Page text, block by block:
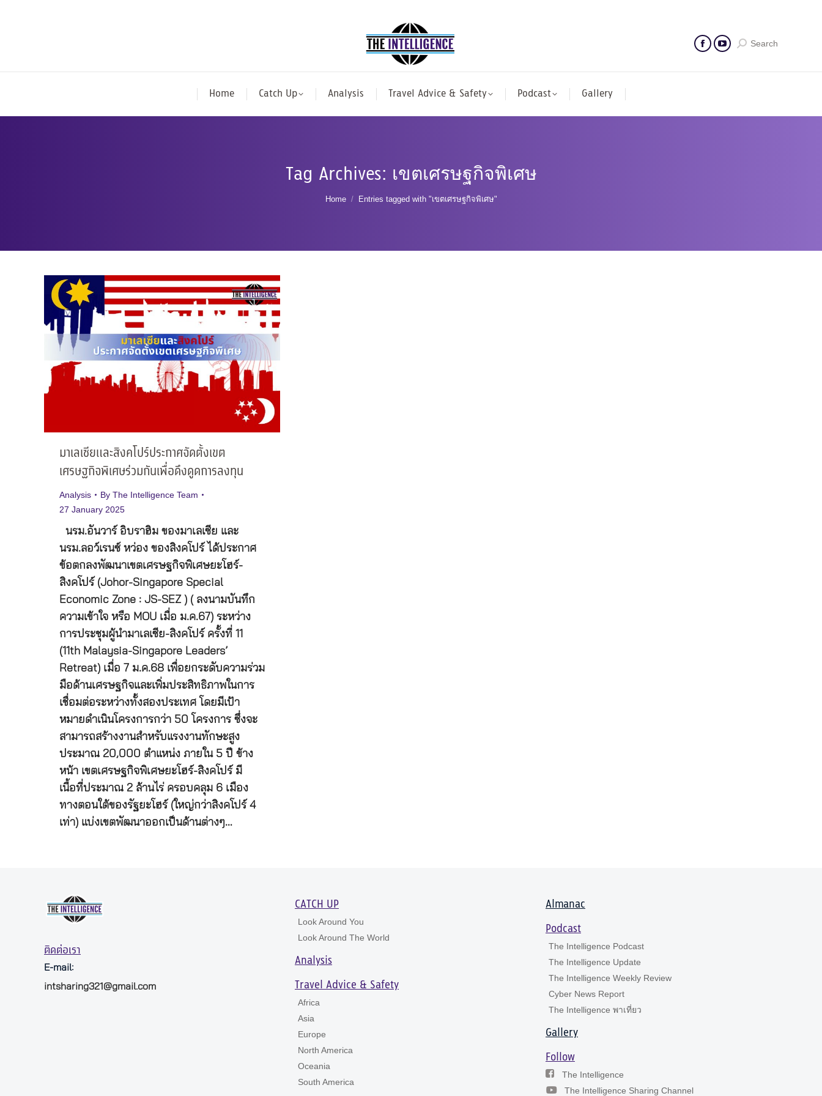
Search
Home Catch Up Analysis Travel Advice & Safety Podcast Gallery
Tag Archives: เขตเศรษฐกิจพิเศษ
You are here:
Home Entries tagged with "เขตเศรษฐกิจพิเศษ"
มาเลเซียและสิงคโปร์ประกาศจัดตั้งเขต
เศรษฐกิจพิเศษร่วมกันเพื่อดึงดูดการลงทุน
Analysis By The Intelligence Team
27 January 2025
นรม.อันวาร์ อิบราฮิม ของมาเลเซีย และ
นรม.ลอว์เรนซ์ หว่อง ของสิงคโปร์ ได้ประกาศ
ข้อตกลงพัฒนาเขตเศรษฐกิจพิเศษยะโฮร์-
สิงคโปร์ (Johor-Singapore Special
Economic Zone : JS-SEZ ) ( ลงนามบันทึก
ความเข้าใจ หรือ MOU เมื่อ ม.ค.67) ระหว่าง
การประชุมผู้นำมาเลเซีย-สิงคโปร์ ครั้งที่ 11
(11th Malaysia-Singapore Leaders’
Retreat) เมื่อ 7 ม.ค.68 เพื่อยกระดับความร่วม
มือด้านเศรษฐกิจและเพิ่มประสิทธิภาพในการ
เชื่อมต่อระหว่างทั้งสองประเทศ โดยมีเป้า
หมายดำเนินโครงการกว่า 50 โครงการ ซึ่งจะ
สามารถสร้างงานสำหรับแรงงานทักษะสูง
ประมาณ 20,000 ตำแหน่ง ภายใน 5 ปี ข้าง
หน้า เขตเศรษฐกิจพิเศษยะโฮร์-สิงคโปร์ มี
เนื้อที่ประมาณ 2 ล้านไร่ ครอบคลุม 6 เมือง
ทางตอนใต้ของรัฐยะโฮร์ (ใหญ่กว่าสิงคโปร์ 4
เท่า) แบ่งเขตพัฒนาออกเป็นด้านต่างๆ…
ติดต่อเรา
E-mail:
intsharing321@gmail.com
CATCH UP
Look Around You
Look Around The World
Analysis
Travel Advice & Safety
Africa
Asia
Europe
North America
Oceania
South America
Almanac
Podcast
The Intelligence Podcast
The Intelligence Update
The Intelligence Weekly Review
Cyber News Report
The Intelligence พาเที่ยว
Gallery
Follow
The Intelligence
The Intelligence Sharing Channel